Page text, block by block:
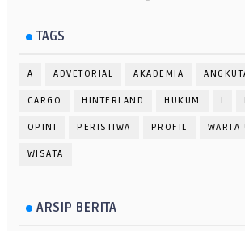
TAGS
A ADVETORIAL AKADEMIA
CARGO HINTERLAND HUKUM I
OPINI PERISTIWA PROFIL WARTA
WISATA
ARSIP BERITA